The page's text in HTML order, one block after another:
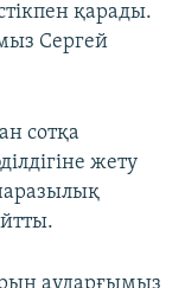
қарады.
Сергей
сотқа
жету